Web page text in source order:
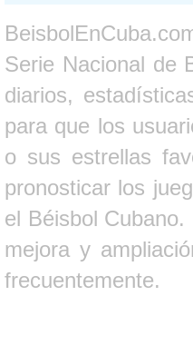
Serie Nacional de
diarios,
para que los
o sus estrellas
pronosticar los
el Béisbol
mejora y
frecuentemente.